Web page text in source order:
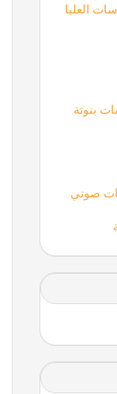
العليا
بنوتة
صوتي